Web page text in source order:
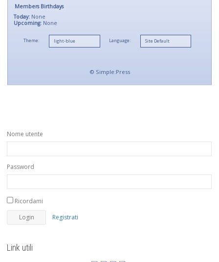
Members Birthdays
Today: None
Upcoming: None
Theme: Language:
© Simple:Press
Nome utente
Password
Ricordami
Registrati
Link utili